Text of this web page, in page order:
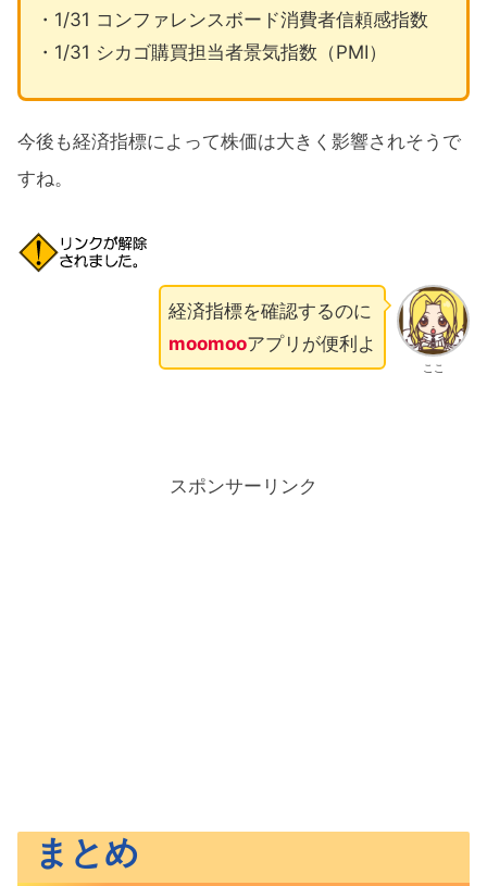
・1/31 コンファレンスボード消費者信頼感指数
・1/31 シカゴ購買担当者景気指数（PMI）
今後も経済指標によって株価は大きく影響されそうで
すね。
ここ
経済指標を確認するのに
moomooアプリが便利よ
スポンサーリンク
まとめ